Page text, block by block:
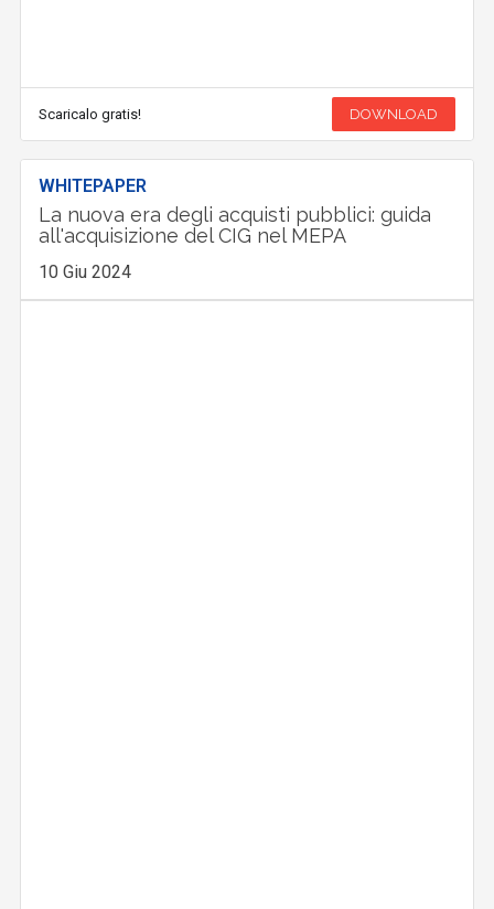
Scaricalo gratis! DOWNLOAD
WHITEPAPER
La nuova era degli acquisti pubblici: guida
all'acquisizione del CIG nel MEPA
10 Giu 2024